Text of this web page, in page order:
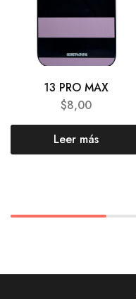
13 PRO MAX
$8,00
Leer más